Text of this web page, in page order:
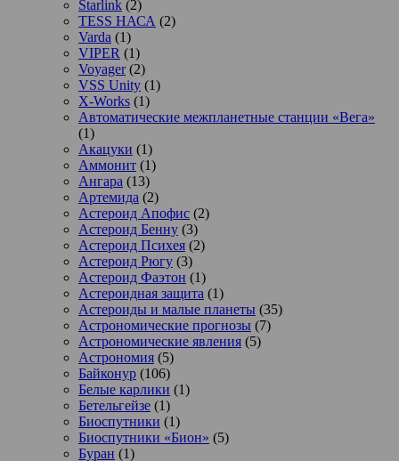
Starlink (2)
TESS НАСА (2)
Varda (1)
VIPER (1)
Voyager(2)
VSS Unity (1)
X-Works (1)
Автоматические межпланетные станции «Вега»
(1)
Акацуки (1)
Аммонит (1)
Ангара (13)
Артемида (2)
Астероид Апофис (2)
Астероид Бенну (3)
Астероид Психея (2)
Астероид Рюгу (3)
Астероид Фаэтон (1)
Астероидная защита (1)
Астероиды и малые планеты (35)
Астрономические прогнозы (7)
Астрономические явления (5)
Астрономия (5)
Байконур (106)
Белые карлики (1)
Бетельгейзе (1)
Биоспутники (1)
Биоспутники «Бион» (5)
Буран (1)